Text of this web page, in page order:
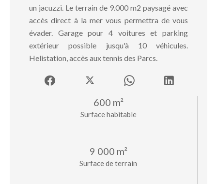
Surface habitable
600 m²
Surface de terrain
9 000 m²
un jacuzzi. Le terrain de 9.000 m2 paysagé avec
accès direct à la mer vous permettra de vous
évader. Garage pour 4 voitures et parking
extérieur possible jusqu'à 10 véhicules.
Helistation, accès aux tennis des Parcs.